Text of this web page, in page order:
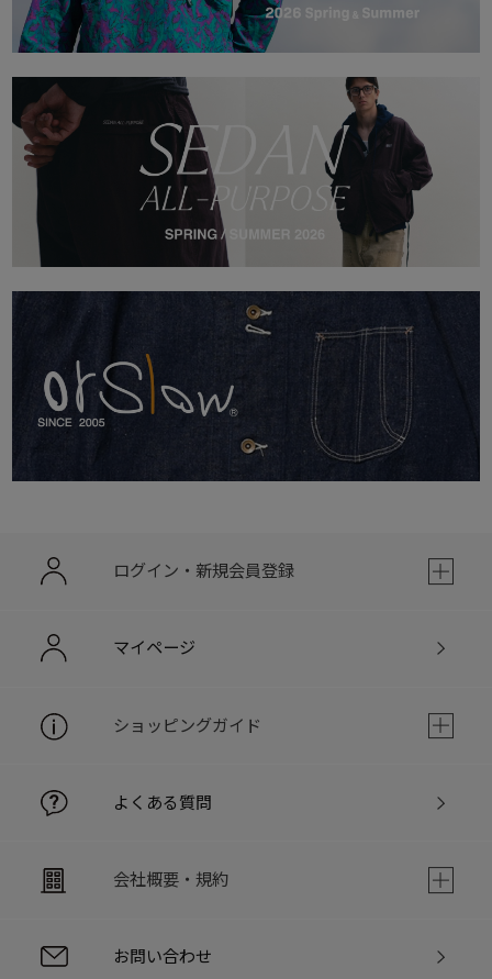
ログイン・新規会員登録
マイページ
ショッピングガイド
よくある質問
会社概要・規約
お問い合わせ